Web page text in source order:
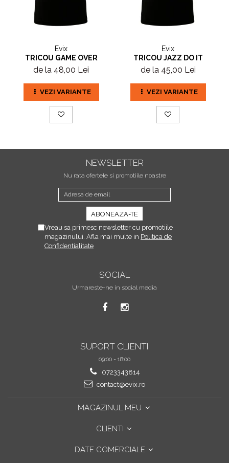
Evix
TRICOU GAME OVER
de la 48,00 Lei
VEZI VARIANTE
Evix
TRICOU JAZZ DO IT
de la 45,00 Lei
VEZI VARIANTE
NEWSLETTER
Nu rata ofertele si promotiile noastre
Vreau sa primesc newsletter cu promotiile
magazinului. Afla mai multe in Politica de
Confidentialitate
SOCIAL
Urmareste-ne in social media
SUPORT CLIENTI
09:00 - 18:00
0723343814
contact@evix.ro
MAGAZINUL MEU
CLIENTI
DATE COMERCIALE